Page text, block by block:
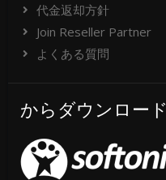
代金返却方針
Join Reseller Partner
よくある質問
からダウンロード